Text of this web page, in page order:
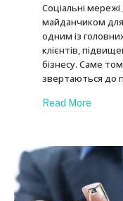
Соціальні
майданчиком для
одним із
клієнтів,
бізнесу. Саме
звертаються до
Read More